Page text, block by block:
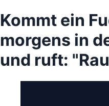
Kommt ein
morgens in
und ruft: